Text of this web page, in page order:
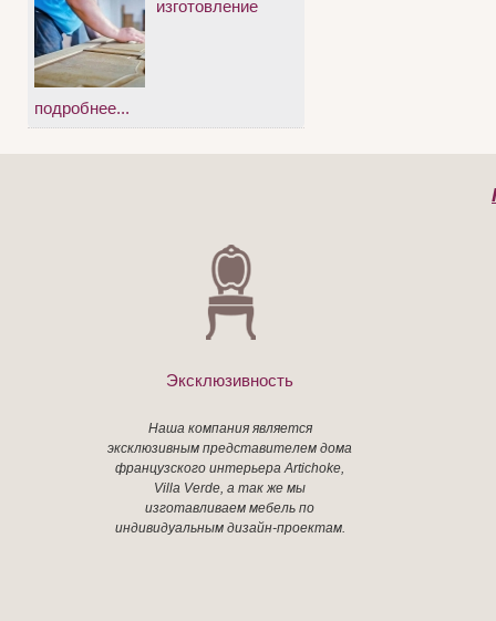
изготовление
подробнее...
Эксклюзивность
Наша компания является
эксклюзивным представителем дома
французского интерьера Artichoke,
Villa Verde, а так же мы
изготавливаем мебель по
индивидуальным дизайн-проектам.